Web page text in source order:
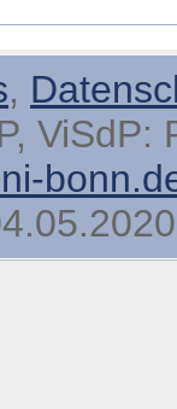
,
ViSdP: